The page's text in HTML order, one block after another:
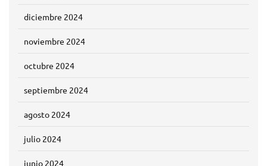
diciembre 2024
noviembre 2024
octubre 2024
septiembre 2024
agosto 2024
julio 2024
junio 2024